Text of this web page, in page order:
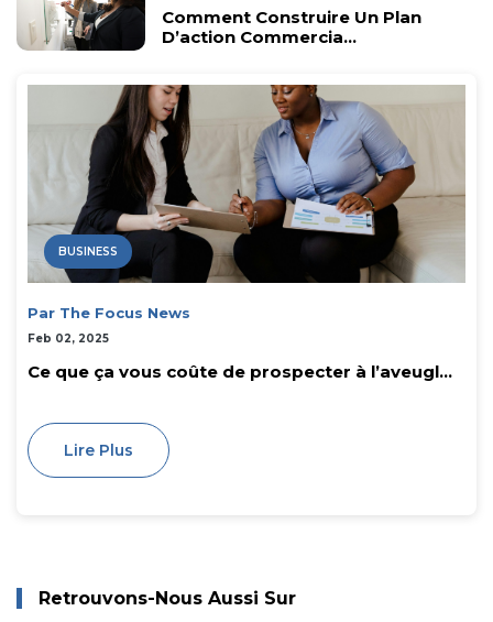
Comment Construire Un Plan
D’action Commercia...
BUSINESS
Par The Focus News
Feb 02, 2025
Ce que ça vous coûte de prospecter à l’aveugl...
Lire Plus
Retrouvons-Nous Aussi Sur